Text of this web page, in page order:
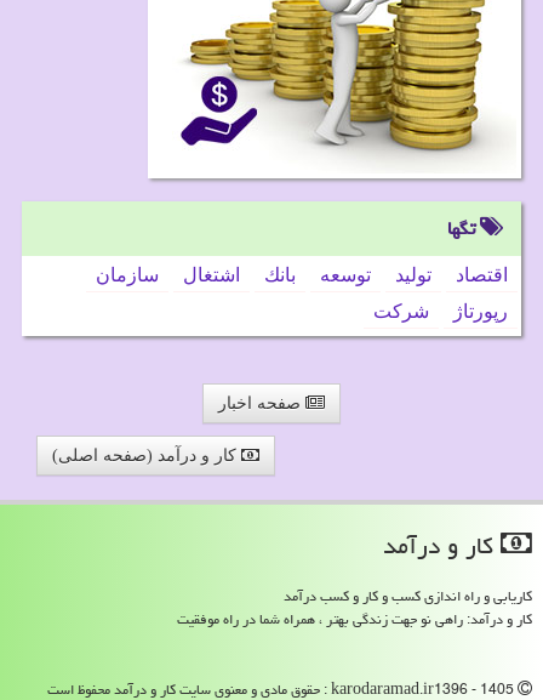
تگها
اقتصاد تولید توسعه بانك اشتغال
سازمان
رپورتاژ
شركت
صفحه اخبار
کار و درآمد (صفحه اصلی)
كار و درآمد
کاریابی و راه اندازی کسب و کار و کسب درآمد
کار و درآمد: راهی نو جهت زندگی بهتر ، همراه شما در راه موفقیت